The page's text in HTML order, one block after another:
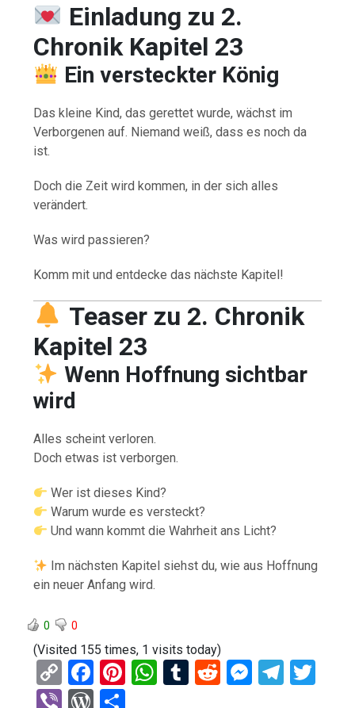
Einladung zu 2.
Chronik Kapitel 23
Ein versteckter König
Das kleine Kind, das gerettet wurde, wächst im
Verborgenen auf. Niemand weiß, dass es noch da
ist.
Doch die Zeit wird kommen, in der sich alles
verändert.
Was wird passieren?
Komm mit und entdecke das nächste Kapitel!
Teaser zu 2. Chronik
Kapitel 23
Wenn Hoffnung sichtbar
wird
Alles scheint verloren.
Doch etwas ist verborgen.
Wer ist dieses Kind?
Warum wurde es versteckt?
Und wann kommt die Wahrheit ans Licht?
Im nächsten Kapitel siehst du, wie aus Hoffnung
ein neuer Anfang wird.
0 0
(Visited 155 times, 1 visits today)
C
o
F
a
Pi W T
R
M T
Vi W